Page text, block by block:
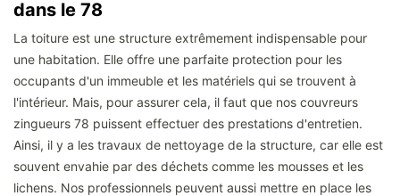
dans le 78
La toiture est une structure extrêmement indispensable pour
une habitation. Elle offre une parfaite protection pour les
occupants d'un immeuble et les matériels qui se trouvent à
l'intérieur. Mais, pour assurer cela, il faut que nos couvreurs
zingueurs 78 puissent effectuer des prestations d'entretien.
Ainsi, il y a les travaux de nettoyage de la structure, car elle est
souvent envahie par des déchets comme les mousses et les
lichens. Nos professionnels peuvent aussi mettre en place les